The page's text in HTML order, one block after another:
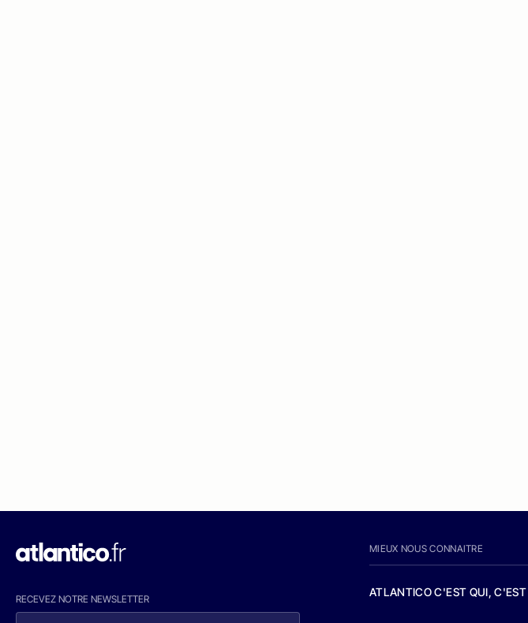
RECEVEZ NOTRE NEWSLETTER
MIEUX NOUS CONNAITRE
ATLANTICO C'EST QUI, C'EST